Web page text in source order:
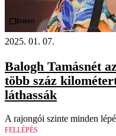
Videó
2025. 01. 07.
Balogh Tamásnét
több száz
láthassák
A rajongói szinte minden
FELLÉPÉS